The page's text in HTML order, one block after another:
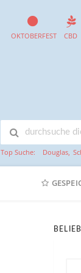
OKTOBERFEST CBD
Top Suche: Douglas,